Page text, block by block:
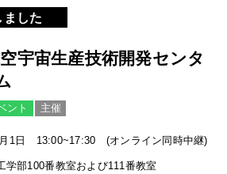
ました
宇宙生産技術開発センタ
ント 主催
1日 13:00~17:30 (オンライン同時中継)
学部100番教室および111番教室